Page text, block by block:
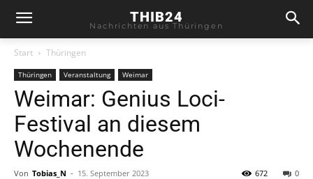
THIB24
Nachrichten aus Thüringen
Start Thüringen
Thüringen Veranstaltung Weimar
Weimar: Genius Loci-
Festival an diesem
Wochenende
Von Tobias_N - 15. September 2023 0
672